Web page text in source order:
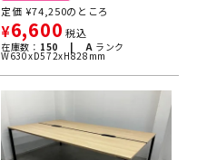
定価 ¥74,250のところ
¥6,600 税込
在庫数： 150 | A ランク
W630xD572xH828mm